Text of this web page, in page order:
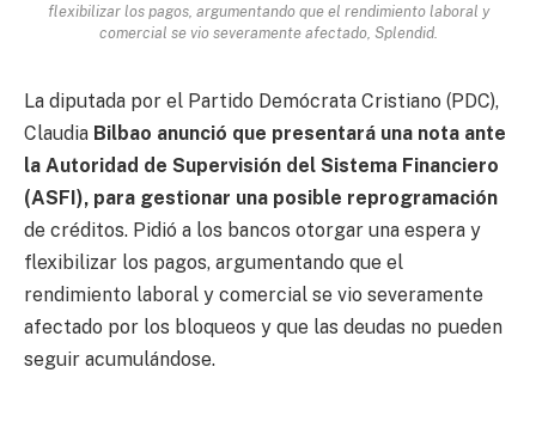
flexibilizar los pagos, argumentando que el rendimiento laboral y
comercial se vio severamente afectado, Splendid.
La diputada por el Partido Demócrata Cristiano (PDC),
Claudia Bilbao anunció que presentará una nota ante
la Autoridad de Supervisión del Sistema Financiero
(ASFI), para gestionar una posible reprogramación
de créditos. Pidió a los bancos otorgar una espera y
flexibilizar los pagos, argumentando que el
rendimiento laboral y comercial se vio severamente
afectado por los bloqueos y que las deudas no pueden
seguir acumulándose.